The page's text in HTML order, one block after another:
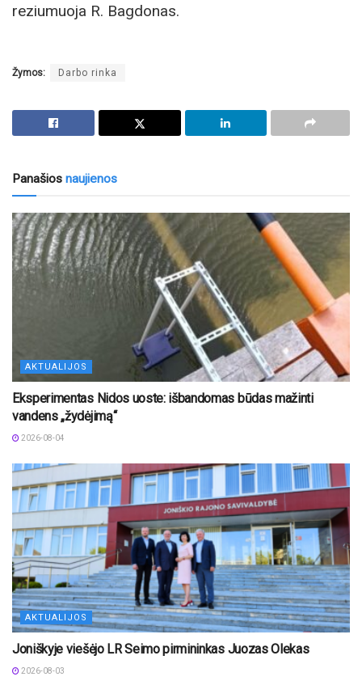
reziumuoja R. Bagdonas.
Žymos: Darbo rinka
Panašios naujienos
AKTUALIJOS
Eksperimentas Nidos uoste: išbandomas būdas mažinti
vandens „žydėjimą“
2026-08-04
AKTUALIJOS
Joniškyje viešėjo LR Seimo pirmininkas Juozas Olekas
2026-08-03